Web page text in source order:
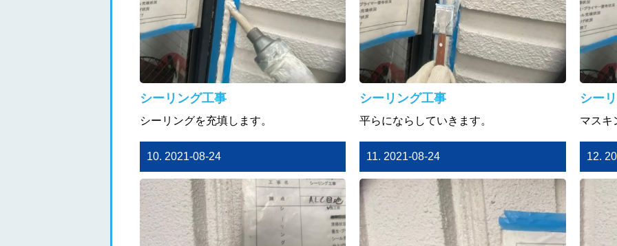
シーリング工事
シーリングを充填します。
シーリング工事
平らにならしていきます。
シー
マスキ
10. 2021-08-24 11. 2021-08-24 12.